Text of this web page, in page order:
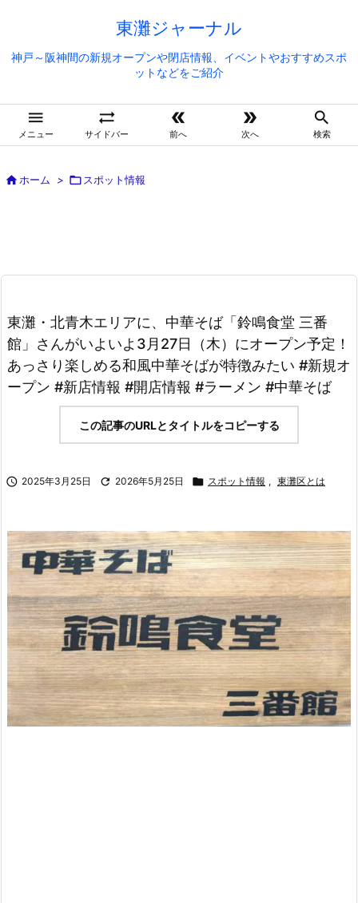
東灘ジャーナル
神戸～阪神間の新規オープンや閉店情報、イベントやおすすめスポ
ットなどをご紹介

メニュー

サイドバー

前へ

次へ

検索
ホーム >  スポット情報
東灘・北青木エリアに、中華そば「鈴鳴食堂 三番
館」さんがいよいよ3月27日（木）にオープン予定！
あっさり楽しめる和風中華そばが特徴みたい #新規オ
ープン #新店情報 #開店情報 #ラーメン #中華そば
この記事のURLとタイトルをコピーする
 2025年3月25日  2026年5月25日  スポット情報 , 東灘区とは